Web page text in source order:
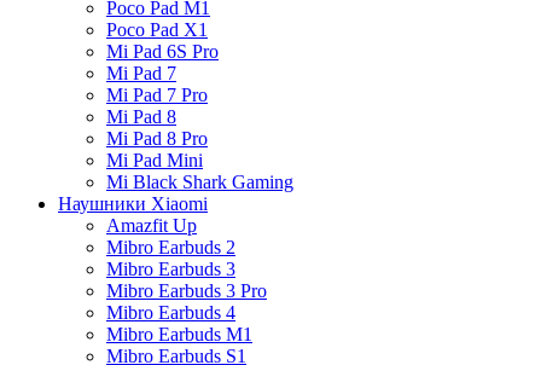
Poco Pad M1
Poco Pad X1
Mi Pad 6S Pro
Mi Pad 7
Mi Pad 7 Pro
Mi Pad 8
Mi Pad 8 Pro
Mi Pad Mini
Mi Black Shark Gaming
Наушники Xiaomi
Amazfit Up
Mibro Earbuds 2
Mibro Earbuds 3
Mibro Earbuds 3 Pro
Mibro Earbuds 4
Mibro Earbuds M1
Mibro Earbuds S1